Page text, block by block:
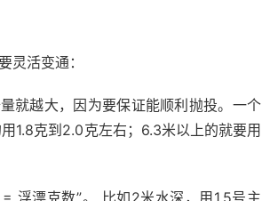
灵活变通：
就越大，因为要保证能顺利抛投。一个
1.8克到2.0克左右；6.3米以上的就要用
浮漂克数”。 比如2米水深，用1.5号主